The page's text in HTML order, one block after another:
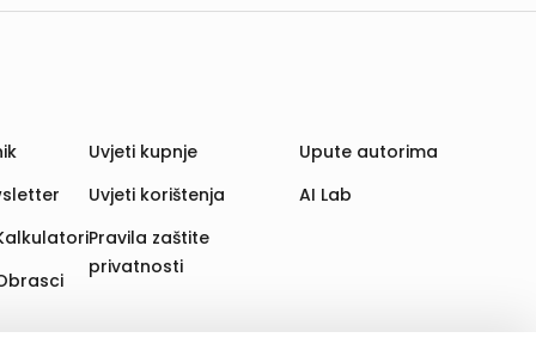
Uvjeti kupnje
Uvjeti korištenja
Pravila zaštite
privatnosti
Upute autorima
AI Lab